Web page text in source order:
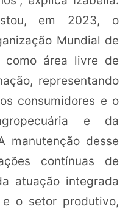
em 2023, o
Mundial de
como área livre de
representando
consumidores e o
e da
manutenção desse
contínuas de
atuação integrada
o setor produtivo,